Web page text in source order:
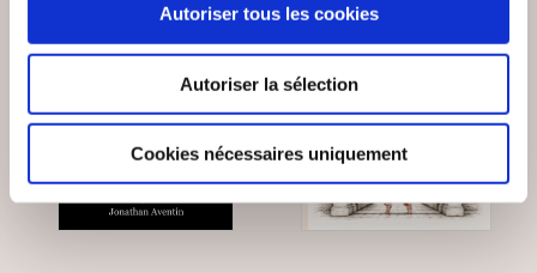
Autoriser tous les cookies
Autoriser la sélection
Cookies nécessaires uniquement